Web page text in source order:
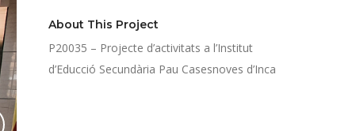
About This Project
P20035 – Projecte d’activitats a l’Institut
d’Educció Secundària Pau Casesnoves d’Inca